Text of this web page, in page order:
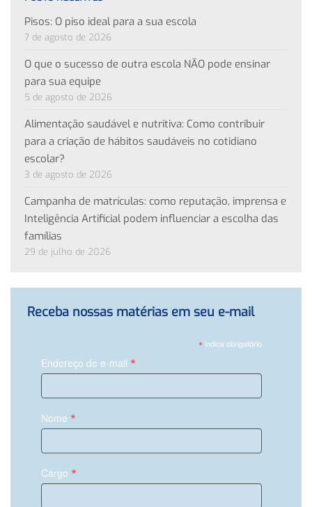
Pisos: O piso ideal para a sua escola
7 de agosto de 2026
O que o sucesso de outra escola NÃO pode ensinar
para sua equipe
5 de agosto de 2026
Alimentação saudável e nutritiva: Como contribuir
para a criação de hábitos saudáveis no cotidiano
escolar?
3 de agosto de 2026
Campanha de matrículas: como reputação, imprensa e
Inteligência Artificial podem influenciar a escolha das
famílias
29 de julho de 2026
Receba nossas matérias em seu e-mail
*indica obrigatório
Endereço de e-mail *
Nome *
Cargo *